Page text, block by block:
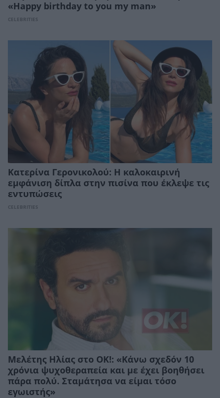
«Happy birthday to you my man»
CELEBRITIES
Κατερίνα Γερονικολού: Η καλοκαιρινή
εμφάνιση δίπλα στην πισίνα που έκλεψε τις
εντυπώσεις
CELEBRITIES
Μελέτης Ηλίας στο ΟΚ!: «Κάνω σχεδόν 10
χρόνια ψυχοθεραπεία και με έχει βοηθήσει
πάρα πολύ. Σταμάτησα να είμαι τόσο
εγωιστής»